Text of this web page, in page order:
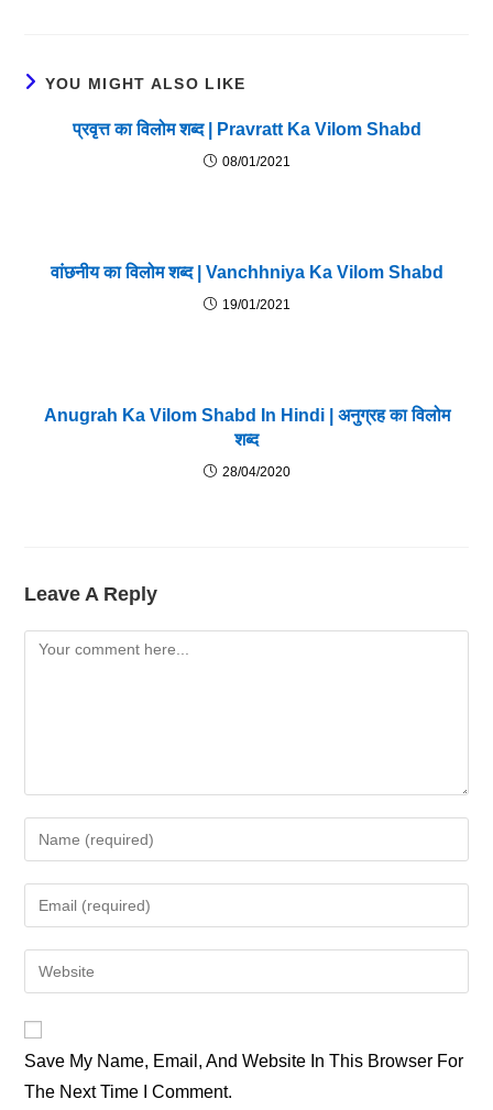
YOU MIGHT ALSO LIKE
प्रवृत्त का विलोम शब्द | Pravratt Ka Vilom Shabd
08/01/2021
वांछनीय का विलोम शब्द | Vanchhniya Ka Vilom Shabd
19/01/2021
Anugrah Ka Vilom Shabd In Hindi | अनुग्रह का विलोम
शब्द
28/04/2020
Leave A Reply
Comment
Your
Name
Or
To
Comment
Your
Email
Address
Your
URL
(optional)
Save My Name, Email, And Website In This Browser For
The Next Time I Comment.